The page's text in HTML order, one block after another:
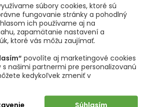
súbory cookies, ktoré sú
fungovanie stránky a pohodlný
ich používame aj na
zapamätanie nastavení a
ktoré vás môžu zaujímať.
povolíte aj marketingové cookies
našimi partnermi pre personalizovanú
kedykoľvek zmeniť v
Súhlasím